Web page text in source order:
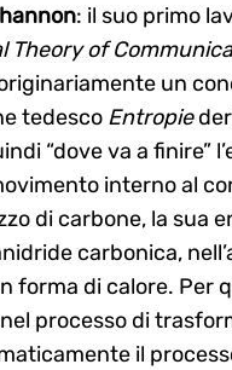
: il suo primo
Theory of
originariamente un
tedesco Entropie
“dove va a finire”
interno al
di carbone, la sua
carbonica,
forma di calore. Per
processo di
il